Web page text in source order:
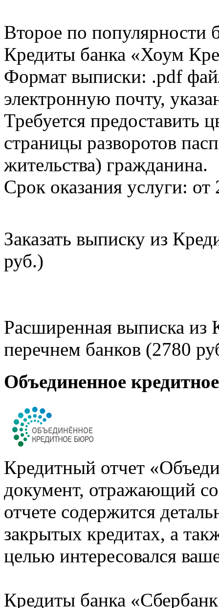
Второе по популярности
Кредиты банка «Хоум
Формат выписки: .pdf
электронную почту,
Требуется предоставить
страницы разворотов
жительства) гражданина.
Срок оказания услуги: от
Заказать выписку из
руб.)
Расширенная выписка из
перечнем банков (2780
Объединенное
Кредитный отчет
документ, отражающий
отчете содержится
закрытых кредитах, а
целью интересовался
Кредиты банка